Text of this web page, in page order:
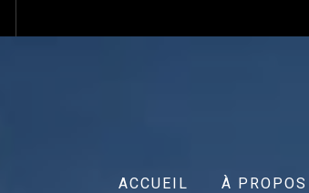
ACCUEIL À PROPOS